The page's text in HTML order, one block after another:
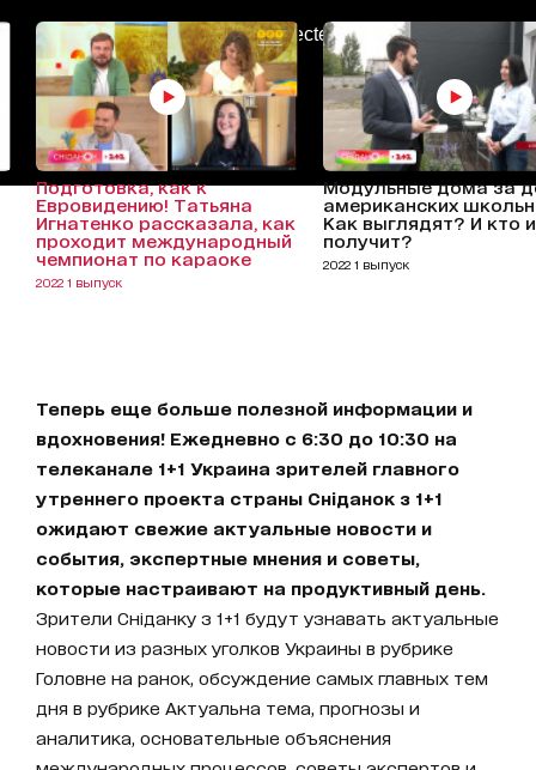
AdBlockDetected!
Подготовка, как к
Евровидению! Татьяна
Игнатенко рассказала, как
проходит международный
чемпионат по караоке
2022 1 выпуск
Модульные дома за
американских
Как выглядят? И кто
получит?
2022 1 выпуск
Теперь еще больше полезной информации и
вдохновения! Ежедневно с 6:30 до 10:30 на
телеканале 1+1 Украина зрителей главного
утреннего проекта страны Сніданок з 1+1
ожидают свежие актуальные новости и
события, экспертные мнения и советы,
которые настраивают на продуктивный день.
Зрители Сніданку з 1+1 будут узнавать актуальные
новости из разных уголков Украины в рубрике
Головне на ранок, обсуждение самых главных тем
дня в рубрике Актуальна тема, прогнозы и
аналитика, основательные объяснения